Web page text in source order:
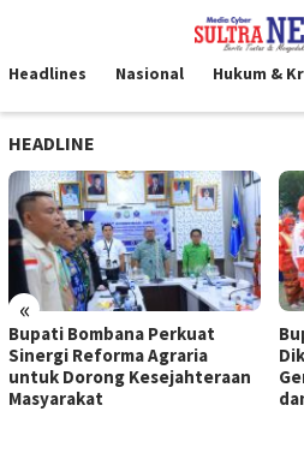
kontenMobile
Headlines Nasional Hukum &
HEADLINE
«
Bupati Bombana Perkuat
Sinergi Reforma Agraria
untuk Dorong Kesejahteraan
Masyarakat